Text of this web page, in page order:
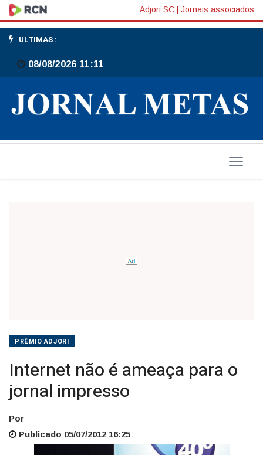
Internet
não
ameaça
para
o
Adjori SC Jornais associados
ULTIMAS :
08/08/2026 11:11
PRÊMIO ADJORI
Internet não é ameaça para o
jornal impresso
Por
Publicado 05/07/2012 16:25